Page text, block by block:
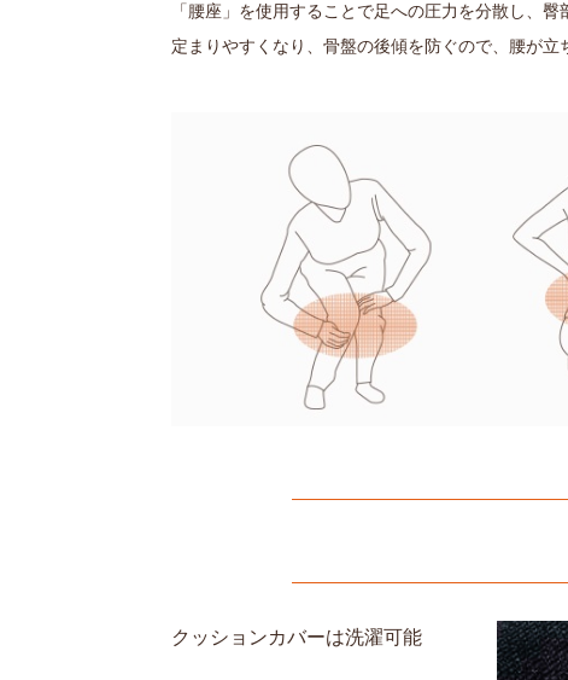
「腰座」を使用することで足への圧力を分散し、
定まりやすくなり、骨盤の後傾を防ぐので、腰が立
クッションカバーは洗濯可能